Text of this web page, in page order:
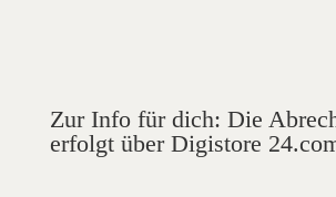
Zur Info für dich: Die
erfolgt über Digistore